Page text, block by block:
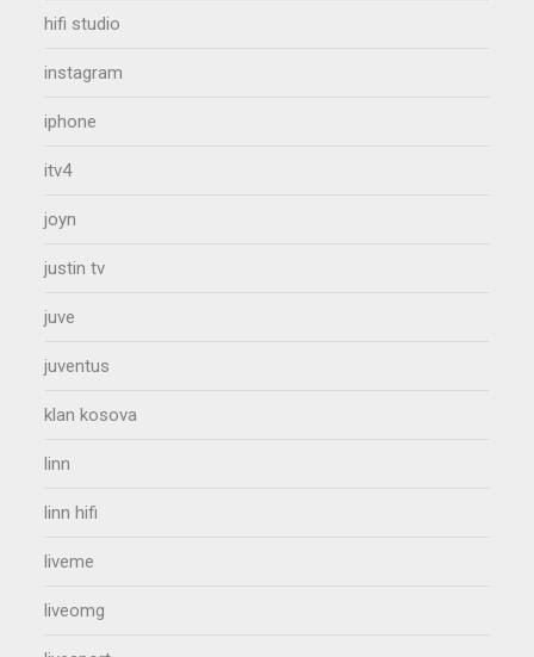
hifi studio
instagram
iphone
itv4
joyn
justin tv
juve
juventus
klan kosova
linn
linn hifi
liveme
liveomg